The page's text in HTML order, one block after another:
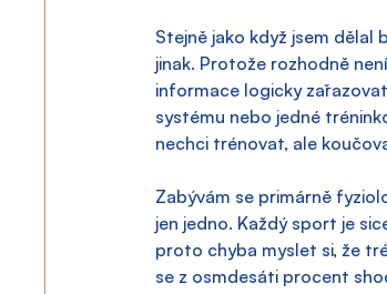
Stejně jako když jsem dělal
jinak. Protože rozhodně
informace logicky
systému nebo jedné
nechci trénovat, ale
Zabývám se primárně
jen jedno. Každý sport je
proto chyba myslet si, že
se z osmdesáti procent